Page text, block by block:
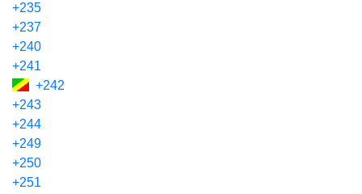
+235
+237
+240
+241
+242
+243
+244
+249
+250
+251